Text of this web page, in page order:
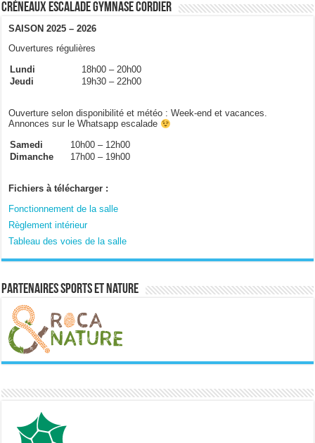
Créneaux escalade gymnase Cordier
SAISON 2025 – 2026
Ouvertures régulières
Lundi
18h00 – 20h00
Jeudi
19h30 – 22h00
Ouverture selon disponibilité et météo : Week-end et vacances.
Annonces sur le Whatsapp escalade
Samedi
10h00 – 12h00
Dimanche
17h00 – 19h00
Fichiers à télécharger :
Fonctionnement de la salle
Règlement intérieur
Tableau des voies de la salle
Partenaires sports et nature